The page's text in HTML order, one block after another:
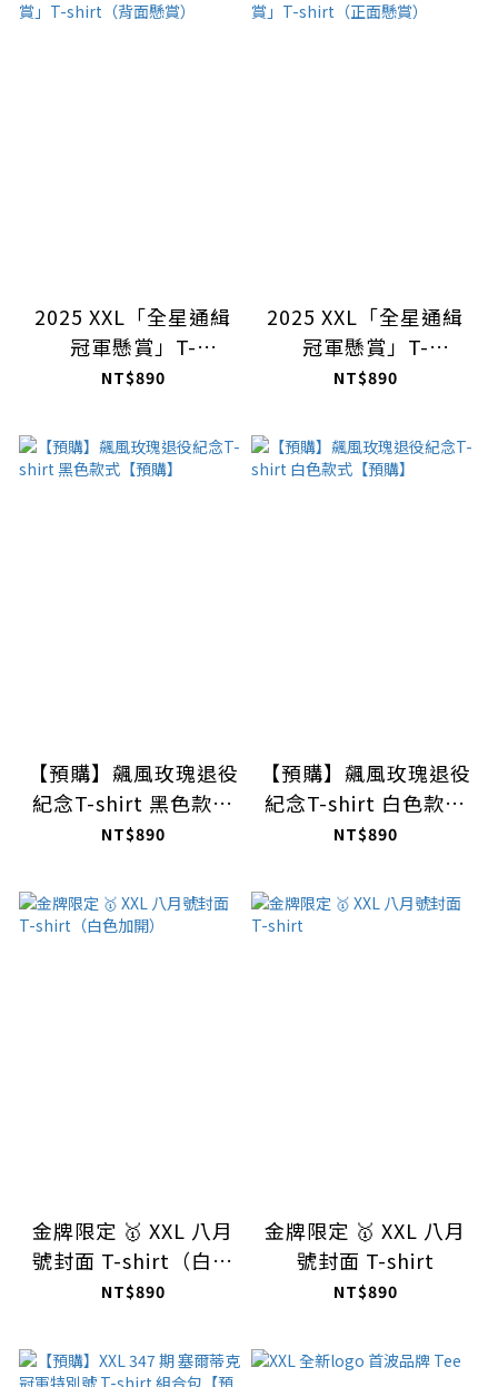
2025 XXL「全星通緝
冠軍懸賞」T-
shirt（背面懸賞）
NT$890
2025 XXL「全星通緝
冠軍懸賞」T-
shirt（正面懸賞）
NT$890
【預購】飆風玫瑰退役
紀念T-shirt 黑色款式
【預購】
NT$890
【預購】飆風玫瑰退役
紀念T-shirt 白色款式
【預購】
NT$890
金牌限定 🥇 XXL 八月
號封面 T-shirt（白色
加開）
NT$890
金牌限定 🥇 XXL 八月
號封面 T-shirt
NT$890